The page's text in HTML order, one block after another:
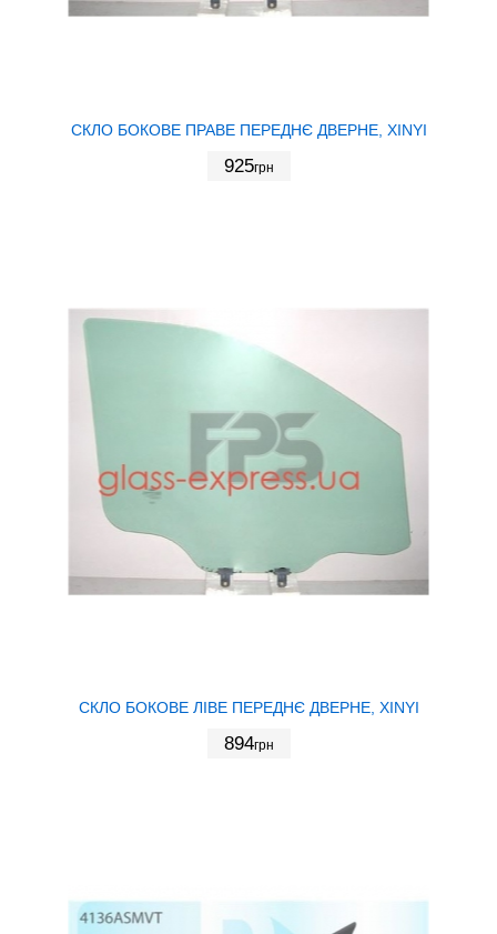
СКЛО БОКОВЕ ПРАВЕ ПЕРЕДНЄ ДВЕРНЕ, XINYI
925грн
СКЛО БОКОВЕ ЛІВЕ ПЕРЕДНЄ ДВЕРНЕ, XINYI
894грн